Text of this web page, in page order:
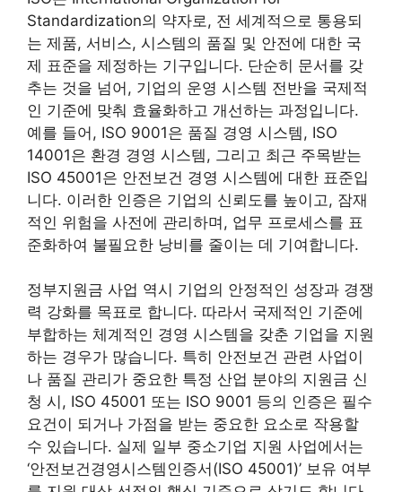
Standardization의 약자로, 전 세계적으로 통용되
는 제품, 서비스, 시스템의 품질 및 안전에 대한 국
제 표준을 제정하는 기구입니다. 단순히 문서를 갖
추는 것을 넘어, 기업의 운영 시스템 전반을 국제적
인 기준에 맞춰 효율화하고 개선하는 과정입니다.
예를 들어, ISO 9001은 품질 경영 시스템, ISO
14001은 환경 경영 시스템, 그리고 최근 주목받는
ISO 45001은 안전보건 경영 시스템에 대한 표준입
니다. 이러한 인증은 기업의 신뢰도를 높이고, 잠재
적인 위험을 사전에 관리하며, 업무 프로세스를 표
준화하여 불필요한 낭비를 줄이는 데 기여합니다.
정부지원금 사업 역시 기업의 안정적인 성장과 경쟁
력 강화를 목표로 합니다. 따라서 국제적인 기준에
부합하는 체계적인 경영 시스템을 갖춘 기업을 지원
하는 경우가 많습니다. 특히 안전보건 관련 사업이
나 품질 관리가 중요한 특정 산업 분야의 지원금 신
청 시, ISO 45001 또는 ISO 9001 등의 인증은 필수
요건이 되거나 가점을 받는 중요한 요소로 작용할
수 있습니다. 실제 일부 중소기업 지원 사업에서는
‘안전보건경영시스템인증서(ISO 45001)’ 보유 여부